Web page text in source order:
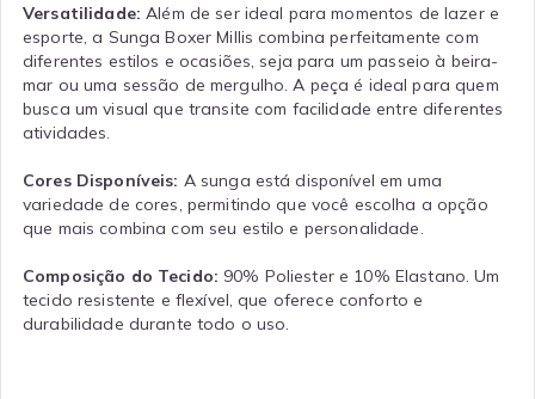
Versatilidade: Além de ser ideal para momentos de lazer e
esporte, a Sunga Boxer Millis combina perfeitamente com
diferentes estilos e ocasiões, seja para um passeio à beira-
mar ou uma sessão de mergulho. A peça é ideal para quem
busca um visual que transite com facilidade entre diferentes
atividades.
Cores Disponíveis: A sunga está disponível em uma
variedade de cores, permitindo que você escolha a opção
que mais combina com seu estilo e personalidade.
Composição do Tecido: 90% Poliester e 10% Elastano. Um
tecido resistente e flexível, que oferece conforto e
durabilidade durante todo o uso.